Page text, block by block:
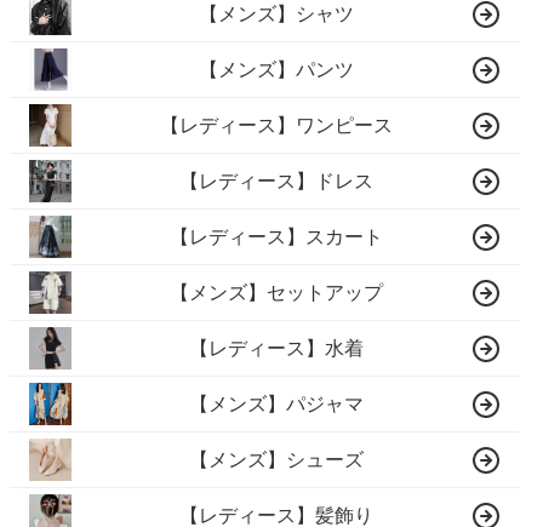
【メンズ】シャツ
【メンズ】パンツ
【レディース】ワンピース
【レディース】ドレス
【レディース】スカート
【メンズ】セットアップ
【レディース】水着
【メンズ】パジャマ
【メンズ】シューズ
【レディース】髪飾り